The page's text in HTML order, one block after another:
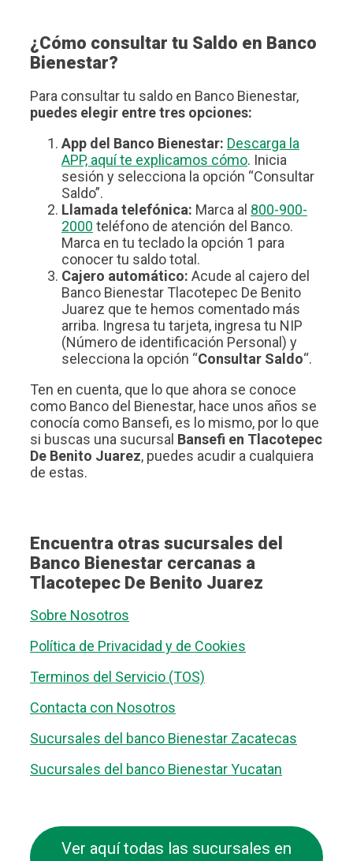
¿Cómo consultar tu Saldo en Banco
Bienestar?
Para consultar tu saldo en Banco Bienestar,
puedes elegir entre tres opciones:
App del Banco Bienestar: Descarga la
APP, aquí te explicamos cómo. Inicia
sesión y selecciona la opción “Consultar
Saldo”.
Llamada telefónica: Marca al 800-900-
2000 teléfono de atención del Banco.
Marca en tu teclado la opción 1 para
conocer tu saldo total.
Cajero automático: Acude al cajero del
Banco Bienestar Tlacotepec De Benito
Juarez que te hemos comentado más
arriba. Ingresa tu tarjeta, ingresa tu NIP
(Número de identificación Personal) y
selecciona la opción “Consultar Saldo“.
Ten en cuenta, que lo que ahora se conoce
como Banco del Bienestar, hace unos años se
conocía como Bansefi, es lo mismo, por lo que
si buscas una sucursal Bansefi en Tlacotepec
De Benito Juarez, puedes acudir a cualquiera
de estas.
Encuentra otras sucursales del
Banco Bienestar cercanas a
Tlacotepec De Benito Juarez
Sobre Nosotros
Política de Privacidad y de Cookies
Terminos del Servicio (TOS)
Contacta con Nosotros
Sucursales del banco Bienestar Zacatecas
Sucursales del banco Bienestar Yucatan
Ver aquí todas las sucursales en